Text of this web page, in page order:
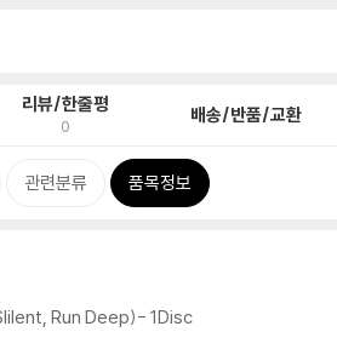
리뷰/한줄평
0 배송/반품/교환
관련분류 품목정보
Run Deep)- 1Disc